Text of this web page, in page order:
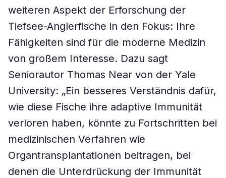
weiteren Aspekt der Erforschung der
Tiefsee-Anglerfische in den Fokus: Ihre
Fähigkeiten sind für die moderne Medizin
von großem Interesse. Dazu sagt
Seniorautor Thomas Near von der Yale
University: „Ein besseres Verständnis dafür,
wie diese Fische ihre adaptive Immunität
verloren haben, könnte zu Fortschritten bei
medizinischen Verfahren wie
Organtransplantationen beitragen, bei
denen die Unterdrückung der Immunität